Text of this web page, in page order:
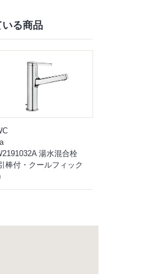
る商品
湯水混合栓
棒付・クールフィック